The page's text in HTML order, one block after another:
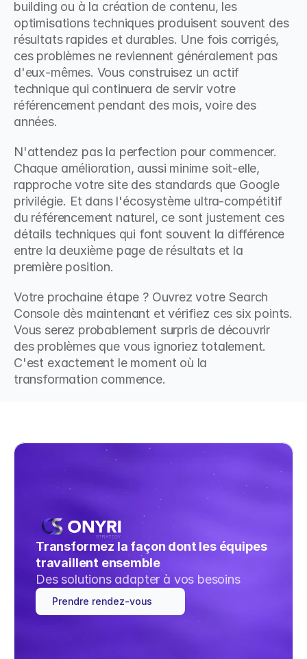
building ou à la création de contenu, les
optimisations techniques produisent souvent des
résultats rapides et durables. Une fois corrigés,
ces problèmes ne reviennent généralement pas
d'eux-mêmes. Vous construisez un actif
technique qui continuera de servir votre
référencement pendant des mois, voire des
années.
N'attendez pas la perfection pour commencer.
Chaque amélioration, aussi minime soit-elle,
rapproche votre site des standards que Google
privilégie. Et dans l'écosystème ultra-compétitif
du référencement naturel, ce sont justement ces
détails techniques qui font souvent la différence
entre la deuxième page de résultats et la
première position.
Votre prochaine étape ? Ouvrez votre Search
Console dès maintenant et vérifiez ces six points.
Vous serez probablement surpris de découvrir
des problèmes que vous ignoriez totalement.
C'est exactement le moment où la
transformation commence.
Transformez la façon dont les équipes
travaillent ensemble
Des solutions adapter à vos besoins
Prendre rendez-vous